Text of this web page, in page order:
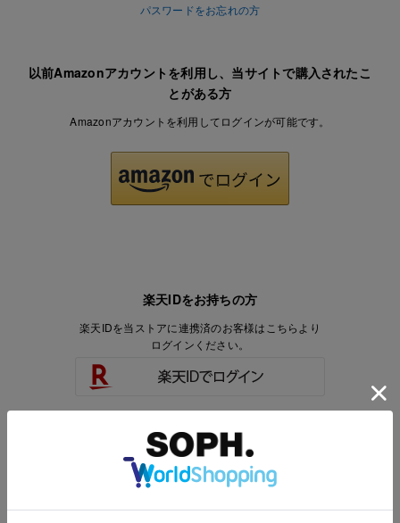
パスワードをお忘れの方
以前Amazonアカウントを利用し、当サイトで購入されたこ
とがある方
Amazonアカウントを利用してログインが可能です。
楽天IDをお持ちの方
楽天IDを当ストアに連携済のお客様はこちらより
ログインください。
楽天IDをお持ちで、当ストアのアカウントを
お持ちでないお客様はこちらより
会員登録いただけます。